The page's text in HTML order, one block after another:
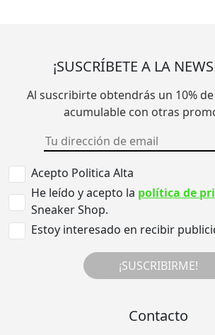
¡SUSCRÍBETE A LA
Al suscribirte obtendrás un 10%
acumulable con otras
Acepto Politica Alta
He leído y acepto la política de
Sneaker Shop.
Estoy interesado en recibir
¡SUSCRIBIRME!
Contacto